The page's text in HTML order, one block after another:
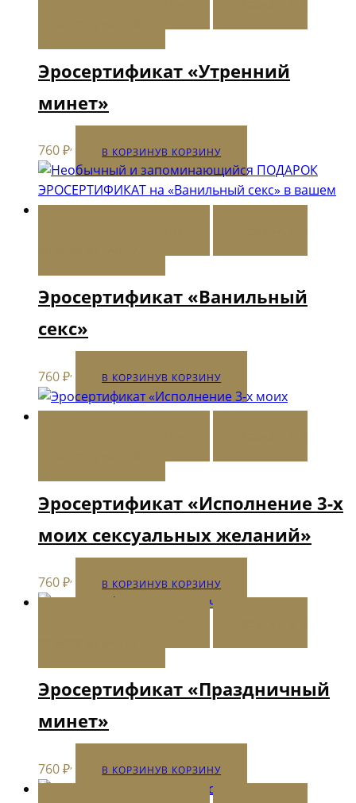
Эросертификат «Утренний
минет»
760₽, В КОРЗИНУВ КОРЗИНУ
Эросертификат «Ванильный
секс»
760₽, В КОРЗИНУВ КОРЗИНУ
Эросертификат «Исполнение 3-х
моих сексуальных желаний»
760₽, В КОРЗИНУВ КОРЗИНУ
Эросертификат «Праздничный
минет»
760₽, В КОРЗИНУВ КОРЗИНУ